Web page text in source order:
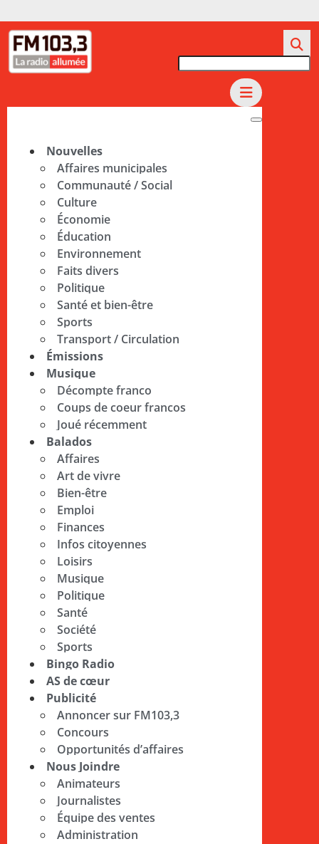
Nouvelles
Affaires municipales
Communauté / Social
Culture
Économie
Éducation
Environnement
Faits divers
Politique
Santé et bien-être
Sports
Transport / Circulation
Émissions
Musique
Décompte franco
Coups de coeur francos
Joué récemment
Balados
Affaires
Art de vivre
Bien-être
Emploi
Finances
Infos citoyennes
Loisirs
Musique
Politique
Santé
Société
Sports
Bingo Radio
AS de cœur
Publicité
Annoncer sur FM103,3
Concours
Opportunités d’affaires
Nous Joindre
Animateurs
Journalistes
Équipe des ventes
Administration